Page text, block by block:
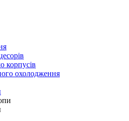
корпусів
охолодження